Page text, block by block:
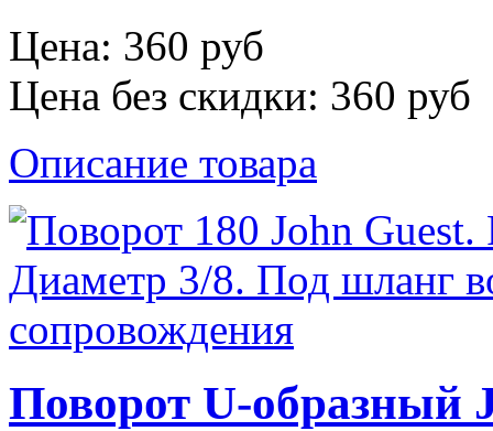
Цена: 360 руб
Цена без скидки: 360 руб
Описание товара
Поворот U-образный